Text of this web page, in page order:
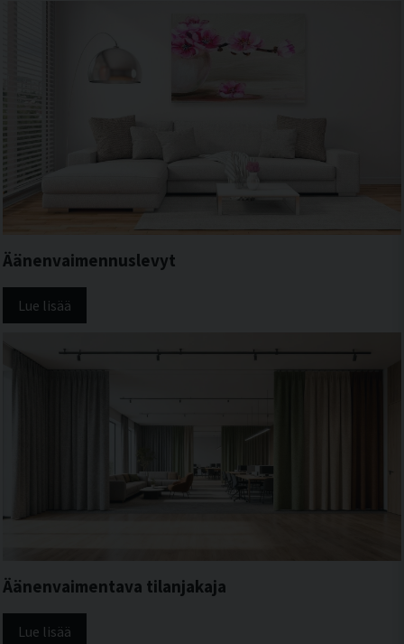
Äänenvaimennuslevyt
Lue lisää
Äänenvaimentava tilanjakaja
Lue lisää